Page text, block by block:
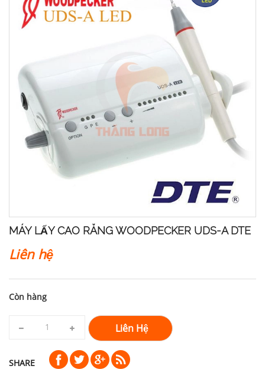
MÁY LẤY CAO RĂNG WOODPECKER UDS-A DTE
Liên hệ
Còn hàng
Liên Hệ
SHARE